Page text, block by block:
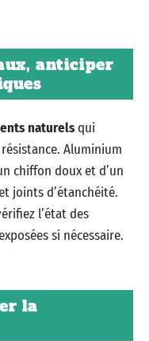
anticiper
naturelsqui
Aluminium
chiffon doux et d’un
joints d’étanchéité.
l’état des
si nécessaire.
la